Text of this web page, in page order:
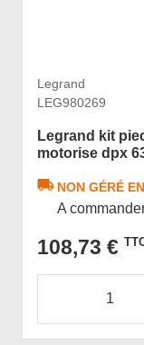
Legrand
LEG980269
Legrand kit
motorise dpx
NON GÉRÉ
A
108,73 €